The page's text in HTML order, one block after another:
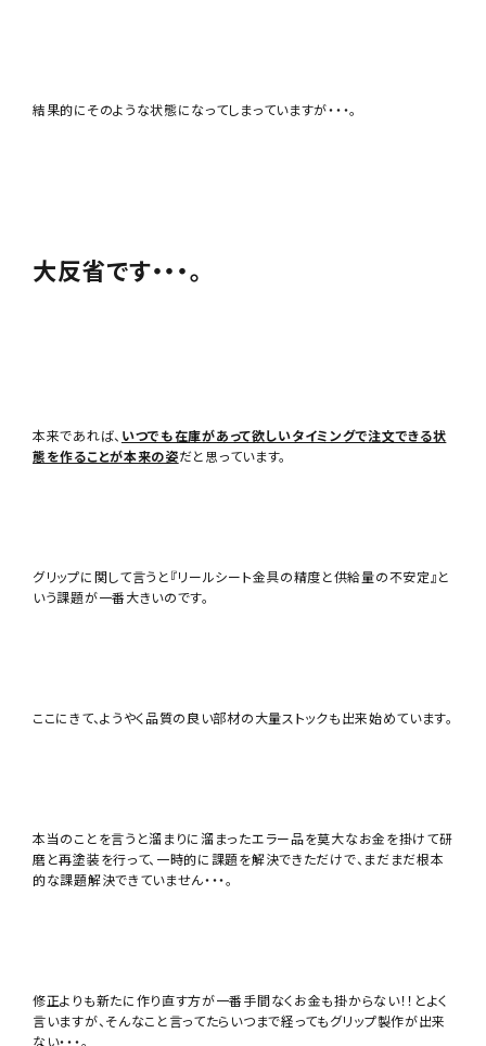
結果的にそのような状態になってしまっていますが・・・。
大反省です・・・。
本来であれば、 いつでも在庫があって欲しいタイミングで注文できる状
態を作ることが本来の姿だと思っています。
グリップに関して言うと『リールシート金具の精度と供給量の不安定』と
いう課題が一番大きいのです。
ここにきて、ようやく品質の良い部材の大量ストックも出来始めています。
本当のことを言うと溜まりに溜まったエラー品を莫大なお金を掛けて研
磨と再塗装を行って、一時的に課題を解決できただけで、まだまだ根本
的な課題解決できていません・・・。
修正よりも新たに作り直す方が一番手間なくお金も掛からない！！とよく
言いますが、そんなこと言ってたらいつまで経ってもグリップ製作が出来
ない・・・。